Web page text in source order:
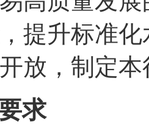
提升标准
放，制定
求